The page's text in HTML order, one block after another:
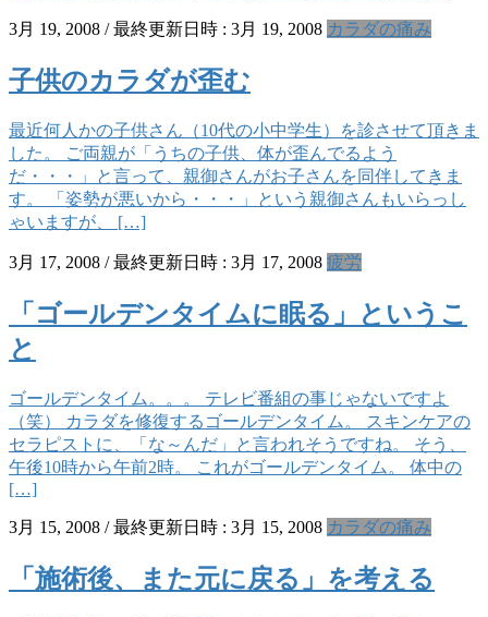
3月 19, 2008 / 最終更新日時 : 3月 19, 2008 カラダの痛み
子供のカラダが歪む
最近何人かの子供さん（10代の小中学生）を診させて頂きま
した。 ご両親が「うちの子供、体が歪んでるよう
だ・・・」と言って、親御さんがお子さんを同伴してきま
す。 「姿勢が悪いから・・・」という親御さんもいらっし
ゃいますが、 […]
3月 17, 2008 / 最終更新日時 : 3月 17, 2008 疲労
「ゴールデンタイムに眠る」というこ
と
ゴールデンタイム。。。 テレビ番組の事じゃないですよ
（笑） カラダを修復するゴールデンタイム。 スキンケアの
セラピストに、「な～んだ」と言われそうですね。 そう、
午後10時から午前2時。 これがゴールデンタイム。 体中の
[…]
3月 15, 2008 / 最終更新日時 : 3月 15, 2008 カラダの痛み
「施術後、また元に戻る」を考える